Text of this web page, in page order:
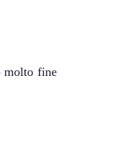
molto fine